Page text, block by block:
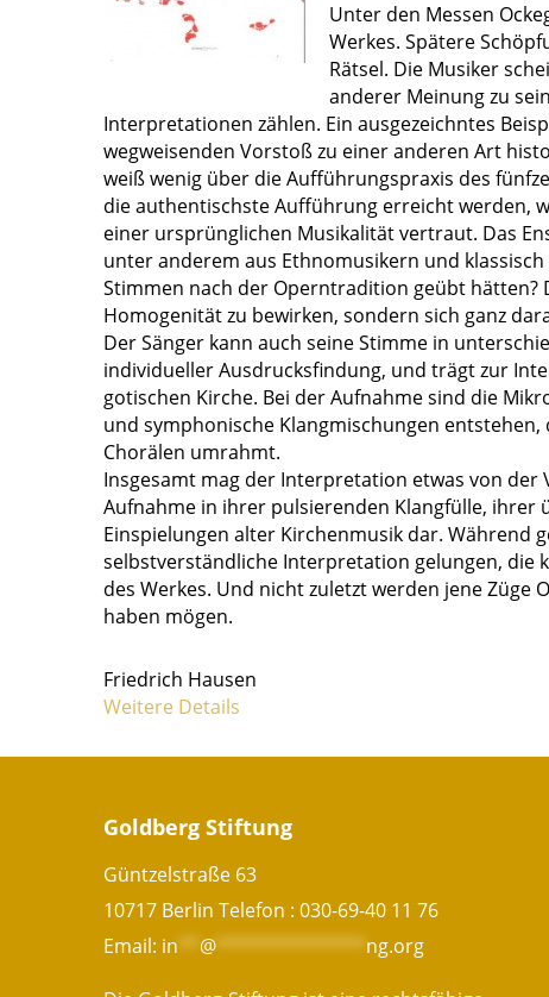
Unter den Messen
Werkes. Spätere
Rätsel. Die Musiker
anderer Meinung zu
Interpretationen zählen. Ein ausgezeichntes
wegweisenden Vorstoß zu einer anderen Art
weiß wenig über die Aufführungspraxis des
die authentischste Aufführung erreicht werden,
einer ursprünglichen Musikalität vertraut. Das
unter anderem aus Ethnomusikern und
Stimmen nach der Operntradition geübt hätten?
Homogenität zu bewirken, sondern sich ganz
Der Sänger kann auch seine Stimme in
individueller Ausdrucksfindung, und trägt zur
gotischen Kirche. Bei der Aufnahme sind die
und symphonische Klangmischungen
Chorälen umrahmt.
Insgesamt mag der Interpretation etwas von
Aufnahme in ihrer pulsierenden Klangfülle,
Einspielungen alter Kirchenmusik dar. Während
selbstverständliche Interpretation gelungen, die
des Werkes. Und nicht zuletzt werden jene
haben mögen.
Friedrich Hausen
Weitere Details
Goldberg Stiftung
Güntzelstraße 63
10717 Berlin Telefon : 030-69-40 11 76
Email: in**@**************ng.org